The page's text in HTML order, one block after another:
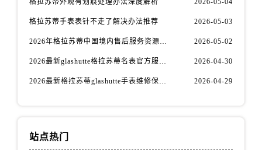
格拉苏蒂外观有划痕处理办法深度解析 2026-05-04
格拉苏蒂手表表针不走了解决办法推荐 2026-05-03
2026年格拉苏蒂中国境内售后服务资源升级优化公告（最新电话及地址） 2026-05-02
2026最新glashutte格拉苏蒂名表官方服务网点地址考察报告 2026-04-30
2026最新格拉苏蒂glashutte手表维修保养服务网点地址考察报告 2026-04-29
站点热门